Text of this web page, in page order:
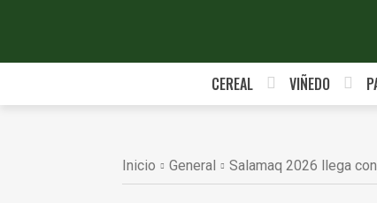
CEREAL VIÑEDO
Inicio General Salamaq 2026 llega